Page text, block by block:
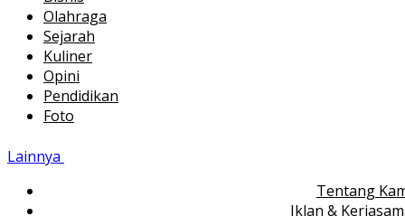
Olahraga
Sejarah
Kuliner
Opini
Pendidikan
Foto
Lainnya
Tentang
Iklan &